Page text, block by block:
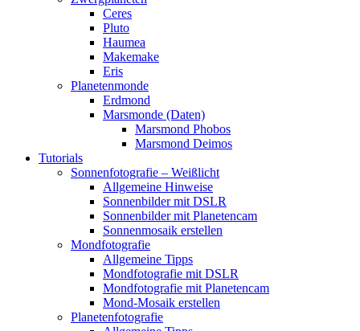
Ceres
Pluto
Haumea
Makemake
Eris
Planetenmonde
Erdmond
Marsmonde (Daten)
Marsmond Phobos
Marsmond Deimos
Tutorials
Sonnenfotografie – Weißlicht
Allgemeine Hinweise
Sonnenbilder mit DSLR
Sonnenbilder mit Planetencam
Sonnenmosaik erstellen
Mondfotografie
Allgemeine Tipps
Mondfotografie mit DSLR
Mondfotografie mit Planetencam
Mond-Mosaik erstellen
Planetenfotografie